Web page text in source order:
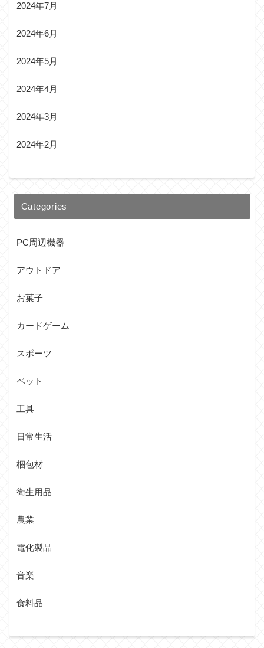
2024年7月
2024年6月
2024年5月
2024年4月
2024年3月
2024年2月
Categories
PC周辺機器
アウトドア
お菓子
カードゲーム
スポーツ
ペット
工具
日常生活
梱包材
衛生用品
農業
電化製品
音楽
食料品